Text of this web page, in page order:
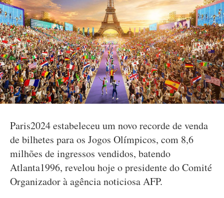
Paris2024 estabeleceu um novo recorde de venda
de bilhetes para os Jogos Olímpicos, com 8,6
milhões de ingressos vendidos, batendo
Atlanta1996, revelou hoje o presidente do Comité
Organizador à agência noticiosa AFP.